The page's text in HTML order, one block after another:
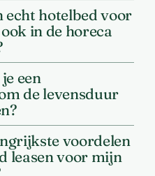
echt hotelbed voor
in de horeca
een
de levensduur
voordelen
leasen voor mijn